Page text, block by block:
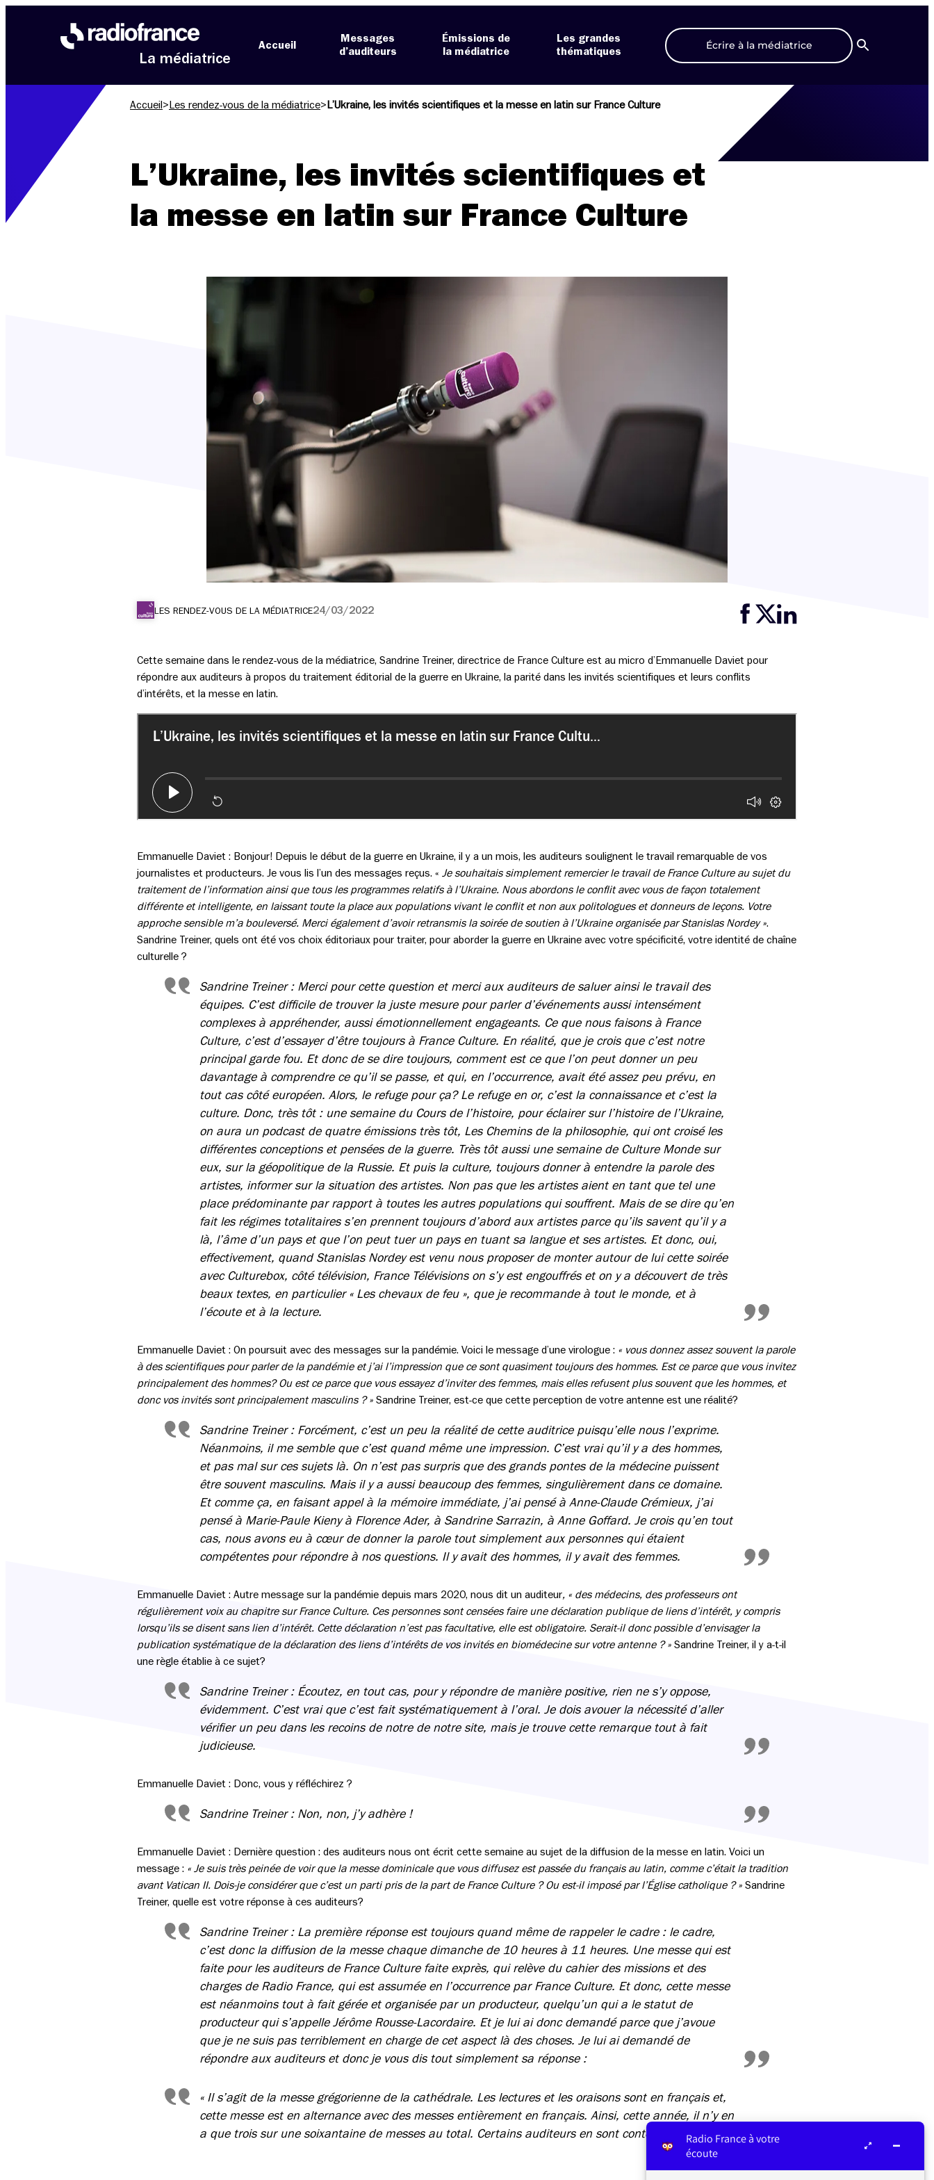
La médiatrice
Accueil
Messages
d’auditeurs
Émissions de
la médiatrice
Les grandes
thématiques
Écrire à la médiatrice
Recherche
Accueil > Les rendez-vous de la médiatrice> L’Ukraine, les invités scientifiques et la messe en latin sur France Culture
L’Ukraine, les invités scientifiques et
la messe en latin sur France Culture
LES RENDEZ-VOUS DE LA MÉDIATRICE24/03/2022
Cette semaine dans le rendez-vous de la médiatrice, Sandrine Treiner, directrice de France Culture est au micro d’Emmanuelle Daviet pour
répondre aux auditeurs à propos du traitement éditorial de la guerre en Ukraine, la parité dans les invités scientifiques et leurs conflits
d’intérêts, et la messe en latin.
Emmanuelle Daviet : Bonjour! Depuis le début de la guerre en Ukraine, il y a un mois, les auditeurs soulignent le travail remarquable de vos
journalistes et producteurs. Je vous lis l’un des messages reçus. « Je souhaitais simplement remercier le travail de France Culture au sujet du
traitement de l’information ainsi que tous les programmes relatifs à l’Ukraine. Nous abordons le conflit avec vous de façon totalement
différente et intelligente, en laissant toute la place aux populations vivant le conflit et non aux politologues et donneurs de leçons. Votre
approche sensible m’a bouleversé. Merci également d’avoir retransmis la soirée de soutien à l’Ukraine organisée par Stanislas Nordey ».
Sandrine Treiner, quels ont été vos choix éditoriaux pour traiter, pour aborder la guerre en Ukraine avec votre spécificité, votre identité de chaîne
culturelle ?
Sandrine Treiner : Merci pour cette question et merci aux auditeurs de saluer ainsi le travail des
équipes. C’est difficile de trouver la juste mesure pour parler d’événements aussi intensément
complexes à appréhender, aussi émotionnellement engageants. Ce que nous faisons à France
Culture, c’est d’essayer d’être toujours à France Culture. En réalité, que je crois que c’est notre
principal garde fou. Et donc de se dire toujours, comment est ce que l’on peut donner un peu
davantage à comprendre ce qu’il se passe, et qui, en l’occurrence, avait été assez peu prévu, en
tout cas côté européen. Alors, le refuge pour ça? Le refuge en or, c’est la connaissance et c’est la
culture. Donc, très tôt : une semaine du Cours de l’histoire, pour éclairer sur l’histoire de l’Ukraine,
on aura un podcast de quatre émissions très tôt, Les Chemins de la philosophie, qui ont croisé les
différentes conceptions et pensées de la guerre. Très tôt aussi une semaine de Culture Monde sur
eux, sur la géopolitique de la Russie. Et puis la culture, toujours donner à entendre la parole des
artistes, informer sur la situation des artistes. Non pas que les artistes aient en tant que tel une
place prédominante par rapport à toutes les autres populations qui souffrent. Mais de se dire qu’en
fait les régimes totalitaires s’en prennent toujours d’abord aux artistes parce qu’ils savent qu’il y a
là, l’âme d’un pays et que l’on peut tuer un pays en tuant sa langue et ses artistes. Et donc, oui,
effectivement, quand Stanislas Nordey est venu nous proposer de monter autour de lui cette soirée
avec Culturebox, côté télévision, France Télévisions on s’y est engouffrés et on y a découvert de très
beaux textes, en particulier « Les chevaux de feu », que je recommande à tout le monde, et à
l’écoute et à la lecture.
Emmanuelle Daviet : On poursuit avec des messages sur la pandémie. Voici le message d’une virologue : « vous donnez assez souvent la parole
à des scientifiques pour parler de la pandémie et j’ai l’impression que ce sont quasiment toujours des hommes. Est ce parce que vous invitez
principalement des hommes? Ou est ce parce que vous essayez d’inviter des femmes, mais elles refusent plus souvent que les hommes, et
donc vos invités sont principalement masculins ? » Sandrine Treiner, est-ce que cette perception de votre antenne est une réalité?
Sandrine Treiner : Forcément, c’est un peu la réalité de cette auditrice puisqu’elle nous l’exprime.
Néanmoins, il me semble que c’est quand même une impression. C’est vrai qu’il y a des hommes,
et pas mal sur ces sujets là. On n’est pas surpris que des grands pontes de la médecine puissent
être souvent masculins. Mais il y a aussi beaucoup des femmes, singulièrement dans ce domaine.
Et comme ça, en faisant appel à la mémoire immédiate, j’ai pensé à Anne-Claude Crémieux, j’ai
pensé à Marie-Paule Kieny à Florence Ader, à Sandrine Sarrazin, à Anne Goffard. Je crois qu’en tout
cas, nous avons eu à cœur de donner la parole tout simplement aux personnes qui étaient
compétentes pour répondre à nos questions. Il y avait des hommes, il y avait des femmes.
Emmanuelle Daviet : Autre message sur la pandémie depuis mars 2020, nous dit un auditeur, « des médecins, des professeurs ont
régulièrement voix au chapitre sur France Culture. Ces personnes sont censées faire une déclaration publique de liens d’intérêt, y compris
lorsqu’ils se disent sans lien d’intérêt. Cette déclaration n’est pas facultative, elle est obligatoire. Serait-il donc possible d’envisager la
publication systématique de la déclaration des liens d’intérêts de vos invités en biomédecine sur votre antenne ? » Sandrine Treiner, il y a-t-il
une règle établie à ce sujet?
Sandrine Treiner : Écoutez, en tout cas, pour y répondre de manière positive, rien ne s’y oppose,
évidemment. C’est vrai que c’est fait systématiquement à l’oral. Je dois avouer la nécessité d’aller
vérifier un peu dans les recoins de notre de notre site, mais je trouve cette remarque tout à fait
judicieuse.
Emmanuelle Daviet : Donc, vous y réfléchirez ?
Sandrine Treiner : Non, non, j’y adhère !
Emmanuelle Daviet : Dernière question : des auditeurs nous ont écrit cette semaine au sujet de la diffusion de la messe en latin. Voici un
message : « Je suis très peinée de voir que la messe dominicale que vous diffusez est passée du français au latin, comme c’était la tradition
avant Vatican II. Dois-je considérer que c’est un parti pris de la part de France Culture ? Ou est-il imposé par l’Église catholique ? » Sandrine
Treiner, quelle est votre réponse à ces auditeurs?
Sandrine Treiner : La première réponse est toujours quand même de rappeler le cadre : le cadre,
c’est donc la diffusion de la messe chaque dimanche de 10 heures à 11 heures. Une messe qui est
faite pour les auditeurs de France Culture faite exprès, qui relève du cahier des missions et des
charges de Radio France, qui est assumée en l’occurrence par France Culture. Et donc, cette messe
est néanmoins tout à fait gérée et organisée par un producteur, quelqu’un qui a le statut de
producteur qui s’appelle Jérôme Rousse-Lacordaire. Et je lui ai donc demandé parce que j’avoue
que je ne suis pas terriblement en charge de cet aspect là des choses. Je lui ai demandé de
répondre aux auditeurs et donc je vous dis tout simplement sa réponse :
« Il s’agit de la messe grégorienne de la cathédrale. Les lectures et les oraisons sont en français et,
cette messe est en alternance avec des messes entièrement en français. Ainsi, cette année, il n’y en
a que trois sur une soixantaine de messes au total. Certains auditeurs en sont contents. »
Radio France à votre
écoute